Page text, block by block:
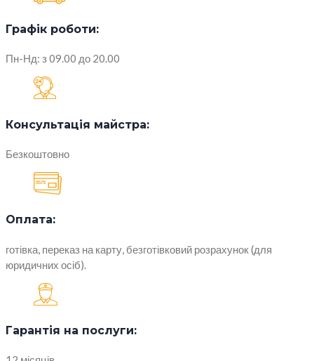
Графік роботи:
Пн-Нд: з 09.00 до 20.00
Консультація майстра:
Безкоштовно
Оплата:
готівка, переказ на карту, безготівковий розрахунок (для
юридичних осіб).
Гарантія на послуги: